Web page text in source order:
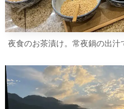
夜食のお茶漬け。常夜鍋の出汁